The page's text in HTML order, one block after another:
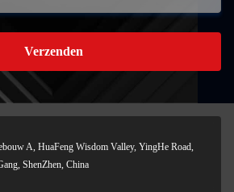
Verzenden
A, HuaFeng Wisdom Valley, YingHe Road,
ShenZhen, China